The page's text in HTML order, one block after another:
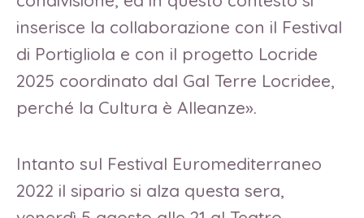
inserisce la collaborazione con il Festival
di Portigliola e con il progetto Locride
2025 coordinato dal Gal Terre Locridee,
perché la Cultura è Alleanze».
Intanto sul Festival Euromediterraneo
2022 il sipario si alza questa sera,